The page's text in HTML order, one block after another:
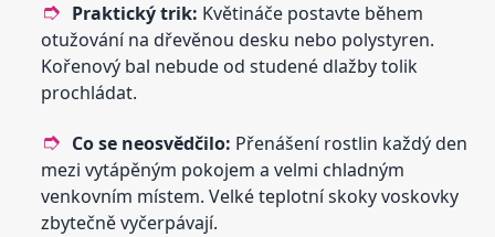
Praktický trik: Květináče postavte během
otužování na dřevěnou desku nebo polystyren.
Kořenový bal nebude od studené dlažby tolik
prochládat.
Co se neosvědčilo: Přenášení rostlin každý den
mezi vytápěným pokojem a velmi chladným
venkovním místem. Velké teplotní skoky voskovky
zbytečně vyčerpávají.